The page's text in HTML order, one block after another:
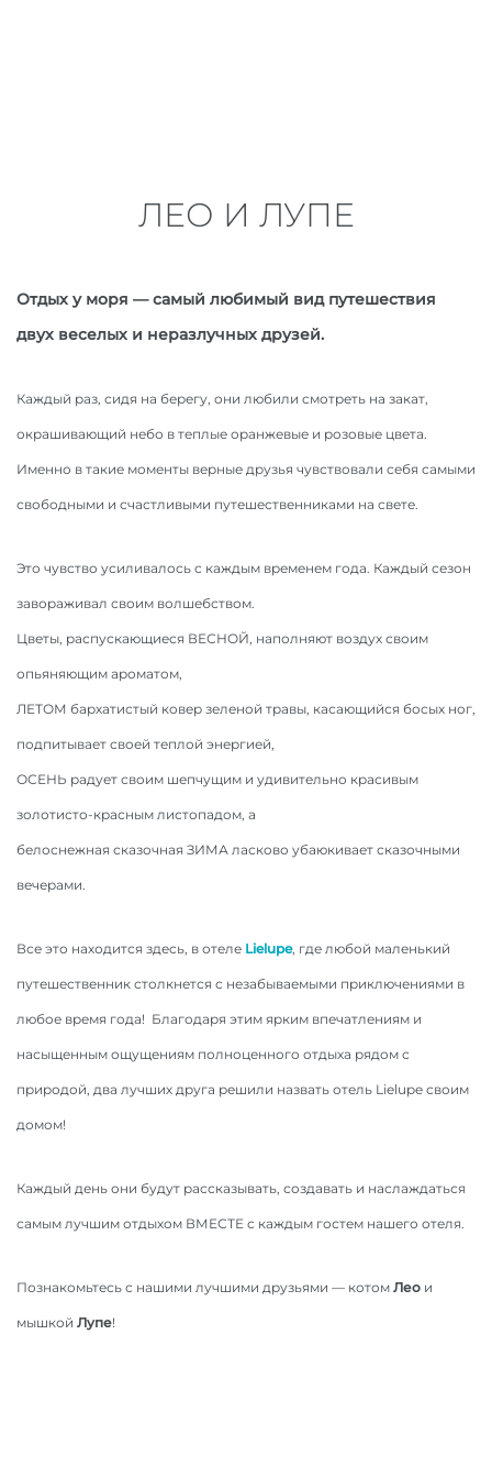
ЛЕО И ЛУПЕ
Отдых у моря — самый любимый вид путешествия
двух веселых и неразлучных друзей.
Каждый раз, сидя на берегу, они любили смотреть на закат,
окрашивающий небо в теплые оранжевые и розовые цвета.
Именно в такие моменты верные друзья чувствовали себя самыми
свободными и счастливыми путешественниками на свете.
Это чувство усиливалось с каждым временем года. Каждый сезон
завораживал своим волшебством.
Цветы, распускающиеся ВЕСНОЙ, наполняют воздух своим
опьяняющим ароматом,
ЛЕТОМ бархатистый ковер зеленой травы, касающийся босых ног,
подпитывает своей теплой энергией,
ОСЕНЬ радует своим шепчущим и удивительно красивым
золотисто-красным листопадом, a
белоснежная сказочная ЗИМА ласково убаюкивает сказочными
вечерами.
Все это находится здесь, в отеле Lielupe, где любой маленький
путешественник столкнется с незабываемыми приключениями в
любое время года! Благодаря этим ярким впечатлениям и
насыщенным ощущениям полноценного отдыха рядом с
природой, два лучших друга решили назвать отель Lielupe своим
домом!
Каждый день они будут рассказывать, создавать и наслаждаться
самым лучшим отдыхом ВМЕСТЕ с каждым гостем нашего отеля.
Познакомьтесь с нашими лучшими друзьями — котом Лео и
мышкой Лупе!